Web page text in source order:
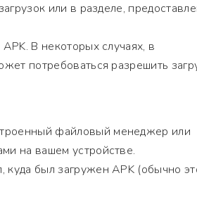
или в разделе,
В некоторых случаях, в
потребоваться разрешить
файловый менеджер или
на вашем устройстве.
куда был загружен APK (обычно